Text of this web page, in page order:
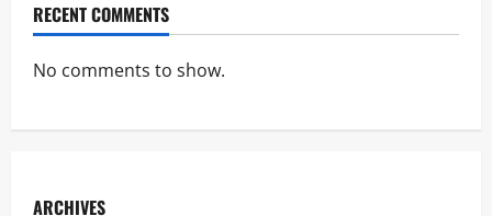
RECENT COMMENTS
No comments to show.
ARCHIVES